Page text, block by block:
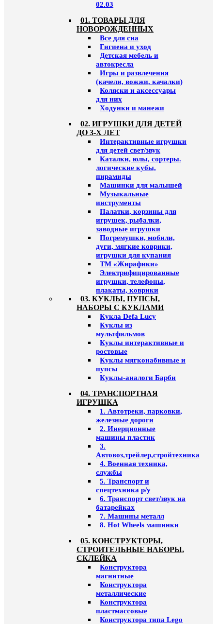
02.03
01. ТОВАРЫ ДЛЯ
НОВОРОЖДЕННЫХ
Все для сна
Гигиена и уход
Детская мебель и
автокресла
Игры и развлечения
(качели, вожжи, качалки)
Коляски и аксессуары
для них
Ходунки и манежи
02. ИГРУШКИ ДЛЯ ДЕТЕЙ
ДО 3-Х ЛЕТ
Интерактивные игрушки
для детей свет/звук
Каталки, юлы, сортеры.
логические кубы,
пирамиды
Машинки для малышей
Музыкальные
инструменты
Палатки, корзины для
игрушек, рыбалки,
заводные игрушки
Погремушки, мобили,
дуги, мягкие коврики,
игрушки для купания
ТМ «Жирафики»
Электрифицированные
игрушки, телефоны,
плакаты, коврики
03. КУКЛЫ, ПУПСЫ,
НАБОРЫ С КУКЛАМИ
Кукла Defa Lucy
Куклы из
мультфильмов
Куклы интерактивные и
ростовые
Куклы мягконабивные и
пупсы
Куклы-аналоги Барби
04. ТРАНСПОРТНАЯ
ИГРУШКА
1. Автотреки, парковки,
железные дороги
2. Инерционные
машины пластик
3.
Автовоз,трейлер,стройтехника
4. Военная техника,
службы
5. Транспорт и
спецтехника р/у
6. Транспорт свет/звук на
батарейках
7. Машины металл
8. Hot Wheels машинки
05. КОНСТРУКТОРЫ,
СТРОИТЕЛЬНЫЕ НАБОРЫ,
СКЛЕЙКА
Конструктора
магнитные
Конструктора
металлические
Конструктора
пластмассовые
Конструктора типа Lego